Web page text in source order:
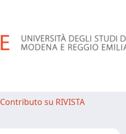
Contributo su RIVISTA